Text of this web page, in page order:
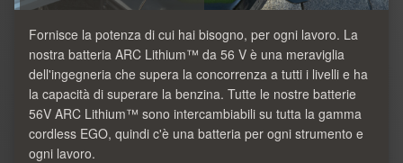
Fornisce la potenza di cui hai bisogno, per ogni lavoro. La
nostra batteria ARC Lithium™ da 56 V è una meraviglia
dell'ingegneria che supera la concorrenza a tutti i livelli e ha
la capacità di superare la benzina. Tutte le nostre batterie
56V ARC Lithium™ sono intercambiabili su tutta la gamma
cordless EGO, quindi c'è una batteria per ogni strumento e
ogni lavoro.